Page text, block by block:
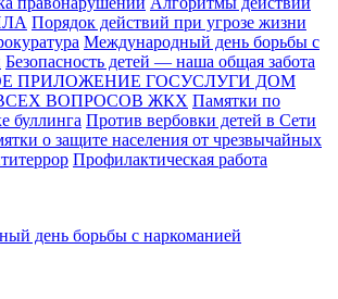
Порядок действий при угрозе жизни
Международный день борьбы с
Безопасность детей — наша общая забота
ПРИЛОЖЕНИЕ ГОСУСЛУГИ ДОМ
ВОПРОСОВ ЖКХ Памятки по
буллинга Против вербовки детей в Сети
о защите населения от чрезвычайных
Профилактическая работа
день борьбы с наркоманией